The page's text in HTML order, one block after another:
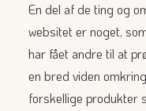
En del af de ting og
websitet er noget,
har fået andre til at
en bred viden omkring
forskellige produkter